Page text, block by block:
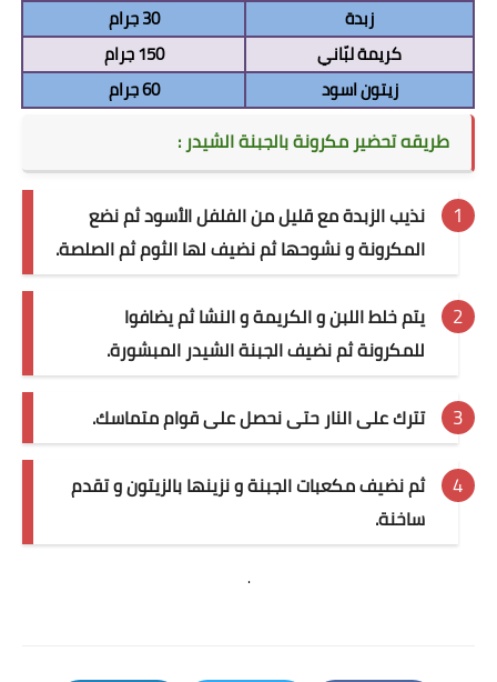
زبدة
30جرام
كريمة لبّاني
150جرام
زيتون اسود
60جرام
طريقه تحضير مكرونة بالجبنة الشيدر :
نذيب الزبدة مع قليل من الفلفل الأسود ثم نضع
المكرونة و نشوحها ثم نضيف لها الثوم ثم الصلصة.
يتم خلط اللبن و الكريمة و النشا ثم يضافوا
للمكرونة ثم نضيف الجبنة الشيدر المبشورة.
تترك على النار حتى نحصل على قوام متماسك.
ثم نضيف مكعبات الجبنة و نزينها بالزيتون و تقدم
ساخنة.
.